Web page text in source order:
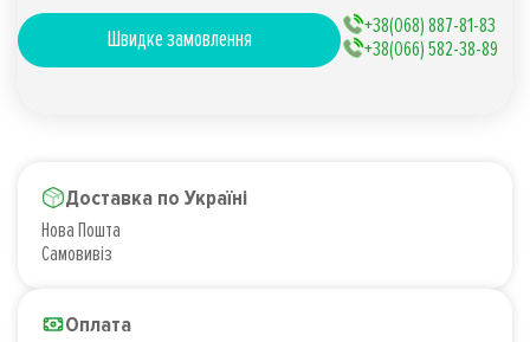
Швидке замовлення
+38(068) 887-81-83
+38(066) 582-38-89
Доставка по Україні
Нова Пошта
Самовивіз
Оплата